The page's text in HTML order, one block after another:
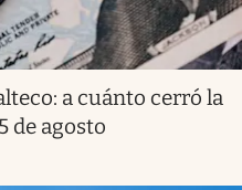
a cuánto cerró la
de agosto